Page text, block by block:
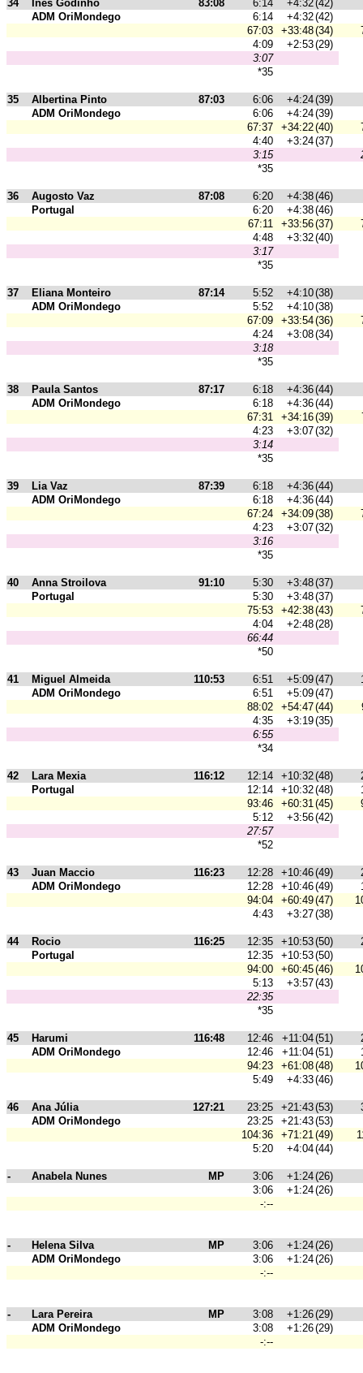
34 Ines Godinho 83:08 6:14 +4:32(42)
ADM OriMondego
6:14 +4:32(42)
67:03
+33:48(34)
4:09
+2:53(29)
3:07
*35
35 Albertina Pinto 87:03 6:06 +4:24(39)
ADM OriMondego
6:06 +4:24(39)
67:37
+34:22(40)
4:40
+3:24(37)
3:15
*35
36 Augosto Vaz 87:08 6:20 +4:38(46)
Portugal
6:20 +4:38(46)
67:11
+33:56(37)
4:48
+3:32(40)
3:17
*35
37 Eliana Monteiro 87:14 5:52 +4:10(38)
ADM OriMondego
5:52 +4:10(38)
67:09
+33:54(36)
4:24
+3:08(34)
3:18
*35
38 Paula Santos 87:17 6:18 +4:36(44)
ADM OriMondego
6:18 +4:36(44)
67:31
+34:16(39)
4:23
+3:07(32)
3:14
*35
39 Lia Vaz 87:39 6:18 +4:36(44)
ADM OriMondego
6:18 +4:36(44)
67:24
+34:09(38)
4:23
+3:07(32)
3:16
*35
40 Anna Stroilova 91:10 5:30 +3:48(37)
Portugal
5:30 +3:48(37)
75:53
+42:38(43)
4:04
+2:48(28)
66:44
*50
41 Miguel Almeida 110:53 6:51 +5:09(47)
ADM OriMondego
6:51 +5:09(47)
88:02
+54:47(44)
4:35
+3:19(35)
6:55
*34
42 Lara Mexia 116:12 12:14 +10:32(48)
Portugal
12:14 +10:32(48)
93:46
+60:31(45)
5:12
+3:56(42)
27:57
*52
43 Juan Maccio 116:23 12:28 +10:46(49)
ADM OriMondego
12:28 +10:46(49)
94:04
+60:49(47)
4:43
+3:27(38)
44 Rocio 116:25 12:35 +10:53(50)
Portugal
12:35 +10:53(50)
94:00
+60:45(46)
5:13
+3:57(43)
22:35
*35
45 Harumi 116:48 12:46 +11:04(51)
ADM OriMondego
12:46 +11:04(51)
94:23
+61:08(48)
5:49
+4:33(46)
46 Ana Júlia 127:21 23:25 +21:43(53)
ADM OriMondego
23:25 +21:43(53)
104:36
+71:21(49)
5:20
+4:04(44)
- Anabela Nunes MP 3:06 +1:24(26)
3:06
+1:24(26)
-:--
- Helena Silva MP 3:06 +1:24(26)
ADM OriMondego
3:06 +1:24(26)
-:--
- Lara Pereira MP 3:08 +1:26(29)
ADM OriMondego
3:08 +1:26(29)
-:--